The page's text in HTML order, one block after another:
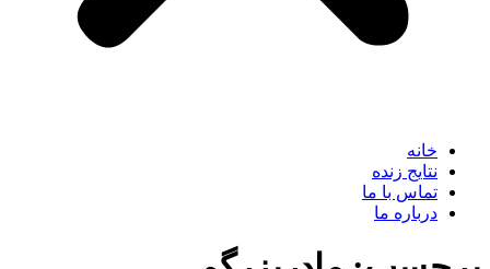
خانه
نتایج زنده
تماس با ما
درباره ما